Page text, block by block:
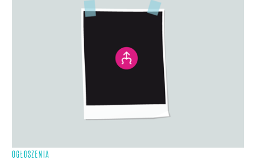
OGŁOSZENIA